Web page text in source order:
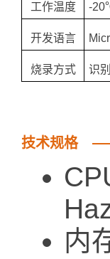
工作温度 -
开发语言
烧录方式 识
技术规格
内